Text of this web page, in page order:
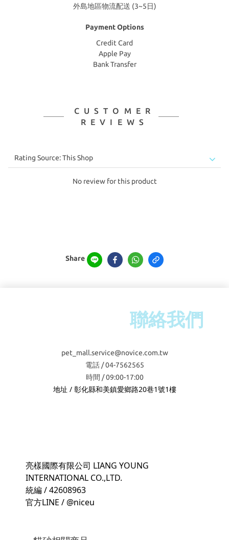
外島地區物流配送 (3~5日)
Payment Options
Credit Card
Apple Pay
Bank Transfer
CUSTOMER
REVIEWS
No review for this product
Share
聯絡我們
pet_mall.service@novice.com.tw
電話 / 04-7562565
時間 / 09:00-17:00
地址 / 彰化縣和美鎮愛鄉路20巷1號1樓
亮樣國際有限公司 LIANG YOUNG
INTERNATIONAL CO.,LTD.
統編 / 42608963
官方LINE / @niceu